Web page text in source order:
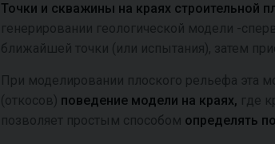
Точки и скважины на краях строительной
генерировании геологической модели -
ближайшей точки (или испытания), затем
При моделировании плоского рельефа эта
(откосов) поведение модели на краях, где
позволяет простым способом определять